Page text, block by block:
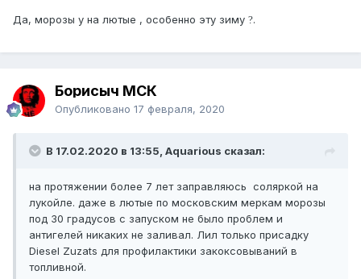
Да, морозы у на лютые , особенно эту зиму ?.
Борисыч МСК
Опубликовано 17 февраля, 2020
В 17.02.2020 в 13:55, Aquarious сказал:
на протяжении более 7 лет заправляюсь соляркой на
лукойле. даже в лютые по московским меркам морозы
под 30 градусов с запуском не было проблем и
антигелей никаких не заливал. Лил только присадку
Diesel Zuzats для профилактики закоксовываний в
топливной.